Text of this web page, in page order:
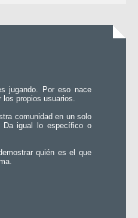
jugando. Por eso nace
los propios usuarios.
comunidad en un solo
Da igual lo específico o
quién es el que